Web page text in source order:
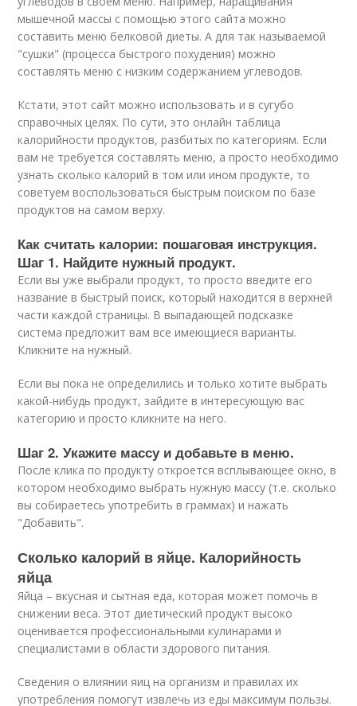
мышечной массы с помощью этого сайта можно
составить меню белковой диеты. А для так называемой
"сушки" (процесса быстрого похудения) можно
составлять меню с низким содержанием углеводов.
Кстати, этот сайт можно использовать и в сугубо
справочных целях. По сути, это онлайн таблица
калорийности продуктов, разбитых по категориям. Если
вам не требуется составлять меню, а просто необходимо
узнать сколько калорий в том или ином продукте, то
советуем воспользоваться быстрым поиском по базе
продуктов на самом верху.
Как считать калории: пошаговая инструкция.
Шаг 1. Найдите нужный продукт.
Если вы уже выбрали продукт, то просто введите его
название в быстрый поиск, который находится в верхней
части каждой страницы. В выпадающей подсказке
система предложит вам все имеющиеся варианты.
Кликните на нужный.
Если вы пока не определились и только хотите выбрать
какой-нибудь продукт, зайдите в интересующую вас
категорию и просто кликните на него.
Шаг 2. Укажите массу и добавьте в меню.
После клика по продукту откроется всплывающее окно, в
котором необходимо выбрать нужную массу (т.е. сколько
вы собираетесь употребить в граммах) и нажать
"Добавить".
Сколько калорий в яйце. Калорийность
яйца
Яйца – вкусная и сытная еда, которая может помочь в
снижении веса. Этот диетический продукт высоко
оценивается профессиональными кулинарами и
специалистами в области здорового питания.
Сведения о влиянии яиц на организм и правилах их
употребления помогут извлечь из еды максимум пользы.